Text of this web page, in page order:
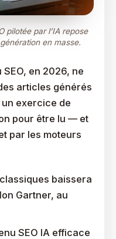
pilotée par l’IA repose
en masse.
SEO, en 2026, ne
articles générés
un exercice de
pour être lu — et
par les moteurs
baissera
Gartner, au
SEO IA efficace